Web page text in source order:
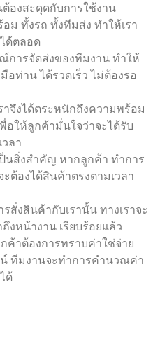
องสะดุดกับการใช้งาน
ม ทั้งรถ ทั้งทีมส่ง ทำให้เรา
ด้ตลอด
การจัดส่งของทีมงาน ทำให้
อท่าน ได้รวดเร็ว ไม่ต้องรอ
าจึงได้ตระหนักถึงความพร้อม
อให้ลูกค้ามั่นใจว่าจะได้รับ
ลา
ป็นสิ่งสำคัญ หากลูกค้า ทำการ
ต้องได้สินค้าตรงตามเวลา
รสั่งสินค้ากับเรานั้น ทางเราจะ
งหน้างาน เรียบร้อยแล้ว
ค้าต้องการทราบค่าใช่จ่าย
ทีมงานจะทำการคำนวณค่า
ด้